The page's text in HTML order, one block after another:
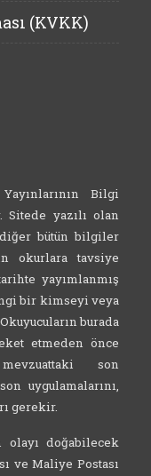
(KVKK)
Bilgi
Sitede yazılı olan
diğer bütün bilgiler
okurlara tavsiye
yayımlanmış
bir kimseyi veya
burada
etmeden önce
son
uygulamalarını,
gerekir.
olayı doğabilecek
ve Maliye Postası